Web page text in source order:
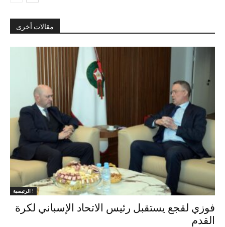
مقالات أخرى
الرئيسية !
فوزي لقجع يستقبل رئيس الاتحاد الإسباني لكرة
القدم